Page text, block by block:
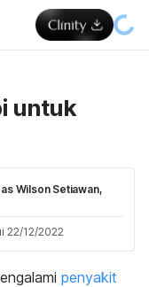
untuk
Wilson Setiawan,
22/12/2022
penyakit